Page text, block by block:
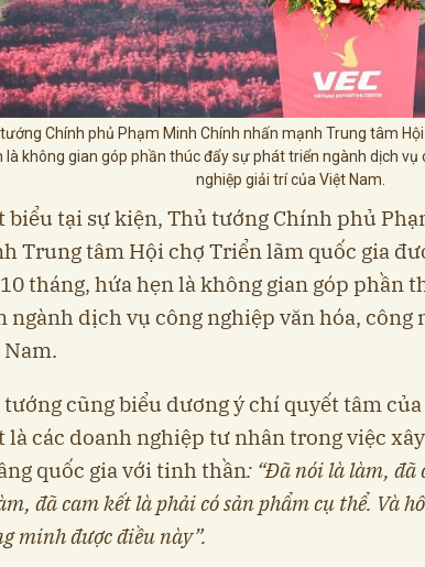
Chính phủ Phạm Minh Chính nhấn mạnh Trung tâm
là không gian góp phần thúc đẩy sự phát triển ngành dịch vụ
nghiệp giải trí của Việt Nam.
biểu tại sự kiện, Thủ tướng Chính phủ
Trung tâm Hội chợ Triển lãm quốc gia
tháng, hứa hẹn là không gian góp phần
ngành dịch vụ công nghiệp văn hóa, công
cũng biểu dương ý chí quyết tâm
là các doanh nghiệp tư nhân trong việc
quốc gia với tinh thần: “Đã nói là làm, đã
đã cam kết là phải có sản phẩm cụ thể. Và
minh được điều này”.